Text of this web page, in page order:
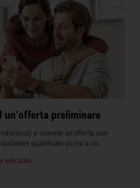
un'offerta preliminare
e ricevete un'offerta non
qualificato vicino a voi.
indicativa